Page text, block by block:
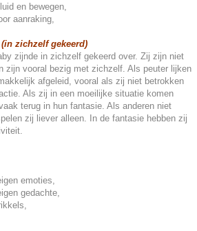
en bewegen,
aanraking,
zichzelf gekeerd)
zijnde in zichzelf gekeerd over. Zij zijn niet
zijn vooral bezig met zichzelf. Als peuter lijken
afgeleid, vooral als zij niet betrokken
Als zij in een moeilijke situatie komen
terug in hun fantasie. Als anderen niet
zij liever alleen. In de fantasie hebben zij
emoties,
gedachte,